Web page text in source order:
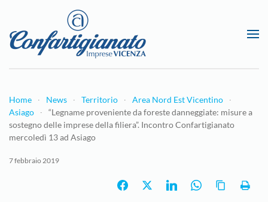
Passa al contenuto principale
Home News Territorio
Area Nord Est Vicentino
Asiago
“Legname proveniente da foreste danneggiate: misure a
sostegno delle imprese della filiera”. Incontro Confartigianato
mercoledì 13 ad Asiago
7 febbraio 2019